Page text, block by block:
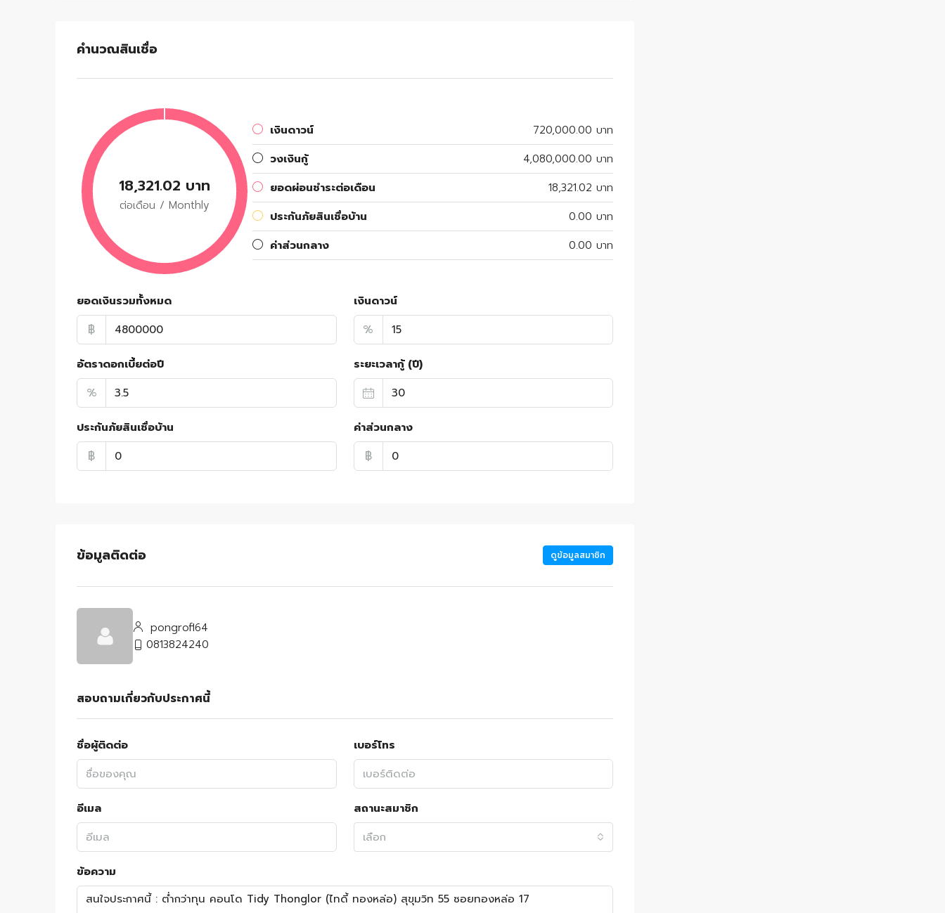
คำนวณสินเชื่อ
18,321.02 บาท
ต่อเดือน / Monthly
เงินดาวน์
720,000.00 บาท
วงเงินกู้
4,080,000.00 บาท
ยอดผ่อนชำระต่อเดือน
18,321.02 บาท
ประกันภัยสินเชื่อบ้าน
0.00 บาท
ค่าส่วนกลาง
0.00 บาท
ยอดเงินรวมทั้งหมด
฿
เงินดาวน์
%
อัตราดอกเบี้ยต่อปี
%
ระยะเวลากู้ (ปี)
ประกันภัยสินเชื่อบ้าน
฿
ค่าส่วนกลาง
฿
ข้อมูลติดต่อ ดูข้อมูลสมาชิก
pongrofl64
0813824240
สอบถามเกี่ยวกับประกาศนี้
ชื่อผู้ติดต่อ เบอร์โทร
อีเมล
สถานะสมาชิก
เลือก
ข้อความ